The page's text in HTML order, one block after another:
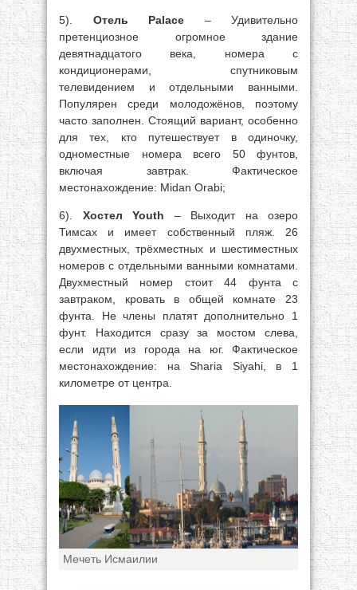
5). Отель Palace – Удивительно
претенциозное огромное здание
девятнадцатого века, номера с
кондиционерами, спутниковым
телевидением и отдельными ванными.
Популярен среди молодожёнов, поэтому
часто заполнен. Стоящий вариант, особенно
для тех, кто путешествует в одиночку,
одноместные номера всего 50 фунтов,
включая завтрак. Фактическое
местонахождение: Midan Orabi;
6). Хостел Youth – Выходит на озеро
Тимсах и имеет собственный пляж. 26
двухместных, трёхместных и шестиместных
номеров с отдельными ванными комнатами.
Двухместный номер стоит 44 фунта с
завтраком, кровать в общей комнате 23
фунта. Не члены платят дополнительно 1
фунт. Находится сразу за мостом слева,
если идти из города на юг. Фактическое
местонахождение: на Sharia Siyahi, в 1
километре от центра.
Мечеть Исмаилии